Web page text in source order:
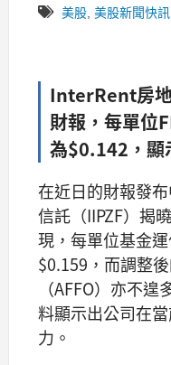
美股 美股新聞快訊
InterRent房
財報，每單位
為$0.142，顯
在近日的財報發
信託（IIPZF）揭
現，每單位基金
$0.159，而調整
（AFFO）亦不
料顯示出公司在
力。